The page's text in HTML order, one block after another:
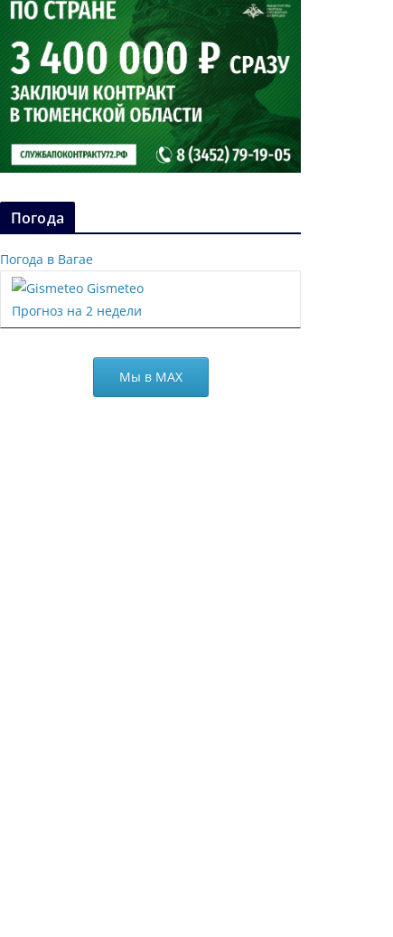
Погода
Погода в Вагае
Gismeteo
Прогноз на 2 недели
Мы в МАХ